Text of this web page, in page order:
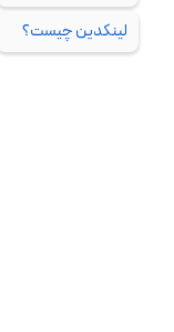
لینکدین چیست؟